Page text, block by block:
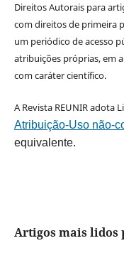
Direitos Autorais para
com direitos de primeira
um periódico de acesso
atribuições próprias, em
com caráter científico.
A Revista REUNIR adota
Atribuição-Uso não-
equivalente.
Artigos mais lidos